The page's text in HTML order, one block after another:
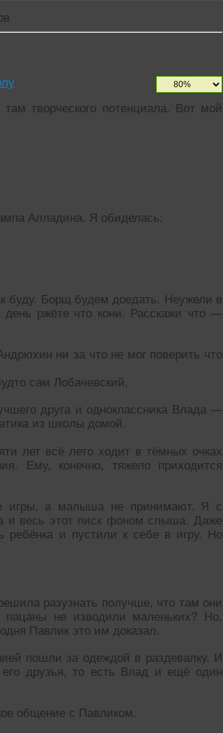
творческого потенциала. Вот мой
Алладина. Я обиделась:
буду. Борщ будем доедать. Неужели в
ржёте что кони. Расскажи что —
ни за что не мог поверить что
сам Лобачевский.
друга и одноклассника Влада —
из школы домой.
лет всё лето ходит в тёмных очках
Ему, конечно, тяжело приходится
игры, а малыша не принимают. Я с
и весь этот писк фоном слыша. Даже
ребёнка и пустили к себе в игру. Но
разузнать получше, что там они
не изводили маленьких? Но,
Павлик это им доказал.
пошли за одеждой в раздевалку. И
друзья, то есть Влад и ещё один
общение с Павликом.